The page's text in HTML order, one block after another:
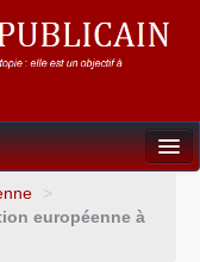
>
européenne à